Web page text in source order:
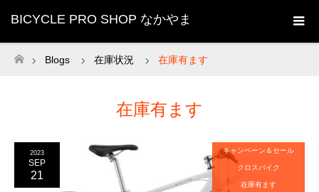
BICYCLE PRO SHOP なかやま
ホーム
Blogs 在庫状況 在庫有ます
在庫有ます
2023
SEP
21
キャンペーン＆セール
クロスバイク
在庫有ます